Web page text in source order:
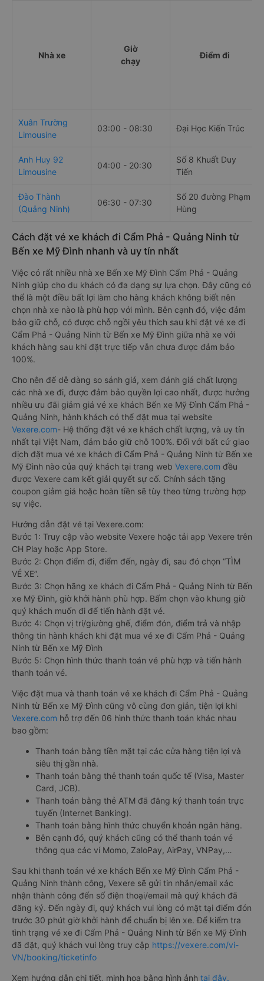
Nhà xe
Giờ
chạy
Điểm đi
Xuân Trường
Limousine
03:00 - 08:30 Đại Học Kiến Trúc
Anh Huy 92
Limousine
04:00 - 20:30
Số 8 Khuất Duy
Tiến
Đào Thành
(Quảng Ninh)
06:30 - 07:30
Số 20 đường Phạm
Hùng
Cách đặt vé xe khách đi Cẩm Phả - Quảng Ninh từ
Bến xe Mỹ Đình nhanh và uy tín nhất
Việc có rất nhiều nhà xe Bến xe Mỹ Đình Cẩm Phả - Quảng
Ninh giúp cho du khách có đa dạng sự lựa chọn. Đây cũng có
thể là một điều bất lợi làm cho hàng khách không biết nên
chọn nhà xe nào là phù hợp với mình. Bên cạnh đó, việc đảm
bảo giữ chỗ, có được chỗ ngồi yêu thích sau khi đặt vé xe đi
Cẩm Phả - Quảng Ninh từ Bến xe Mỹ Đình giữa nhà xe với
khách hàng sau khi đặt trực tiếp vẫn chưa được đảm bảo
100%.
Cho nên để dễ dàng so sánh giá, xem đánh giá chất lượng
các nhà xe đi, được đảm bảo quyền lợi cao nhất, được hưởng
nhiều ưu đãi giảm giá vé xe khách Bến xe Mỹ Đình Cẩm Phả -
Quảng Ninh, hành khách có thể đặt mua tại website
Vexere.com- Hệ thống đặt vé xe khách chất lượng, và uy tín
nhất tại Việt Nam, đảm bảo giữ chỗ 100%. Đối với bất cứ giao
dịch đặt mua vé xe khách đi Cẩm Phả - Quảng Ninh từ Bến xe
Mỹ Đình nào của quý khách tại trang web Vexere.com đều
được Vexere cam kết giải quyết sự cố. Chính sách tặng
coupon giảm giá hoặc hoàn tiền sẽ tùy theo từng trường hợp
sự việc.
Hướng dẫn đặt vé tại Vexere.com:
Bước 1: Truy cập vào website Vexere hoặc tải app Vexere trên
CH Play hoặc App Store.
Bước 2: Chọn điểm đi, điểm đến, ngày đi, sau đó chọn “TÌM
VÉ XE”.
Bước 3: Chọn hãng xe khách đi Cẩm Phả - Quảng Ninh từ Bến
xe Mỹ Đình, giờ khởi hành phù hợp. Bấm chọn vào khung giờ
quý khách muốn đi để tiến hành đặt vé.
Bước 4: Chọn vị trí/giường ghế, điểm đón, điểm trả và nhập
thông tin hành khách khi đặt mua vé xe đi Cẩm Phả - Quảng
Ninh từ Bến xe Mỹ Đình
Bước 5: Chọn hình thức thanh toán vé phù hợp và tiến hành
thanh toán vé.
Việc đặt mua và thanh toán vé xe khách đi Cẩm Phả - Quảng
Ninh từ Bến xe Mỹ Đình cũng vô cùng đơn giản, tiện lợi khi
Vexere.com hỗ trợ đến 06 hình thức thanh toán khác nhau
bao gồm:
Thanh toán bằng tiền mặt tại các cửa hàng tiện lợi và
siêu thị gần nhà.
Thanh toán bằng thẻ thanh toán quốc tế (Visa, Master
Card, JCB).
Thanh toán bằng thẻ ATM đã đăng ký thanh toán trực
tuyến (Internet Banking).
Thanh toán bằng hình thức chuyển khoản ngân hàng.
Bên cạnh đó, quý khách cũng có thể thanh toán vé
thông qua các ví Momo, ZaloPay, AirPay, VNPay,…
Sau khi thanh toán vé xe khách Bến xe Mỹ Đình Cẩm Phả -
Quảng Ninh thành công, Vexere sẽ gửi tin nhắn/email xác
nhận thành công đến số điện thoại/email mà quý khách đã
đăng ký. Đến ngày đi, quý khách vui lòng có mặt tại điểm đón
trước 30 phút giờ khởi hành để chuẩn bị lên xe. Để kiểm tra
tình trạng vé xe đi Cẩm Phả - Quảng Ninh từ Bến xe Mỹ Đình
đã đặt, quý khách vui lòng truy cập https://vexere.com/vi-
VN/booking/ticketinfo
Xem hướng dẫn chi tiết, minh họa bằng hình ảnh tại đây.